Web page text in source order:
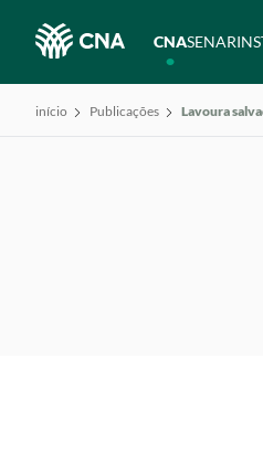
CNASENAR
início Publicações Lavoura